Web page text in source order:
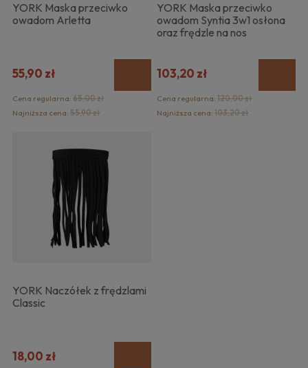
YORK Maska przeciwko
owadom Arletta
55,90 zł
Cena regularna: 65,00 zł
Najniższa cena: 55,90 zł
YORK Maska przeciwko
owadom Syntia 3w1 osłona
oraz frędzle na nos
103,20 zł
Cena regularna:120,00 zł
Najniższa cena:103,20 zł
YORK Naczółek z frędzlami
Classic
18,00 zł